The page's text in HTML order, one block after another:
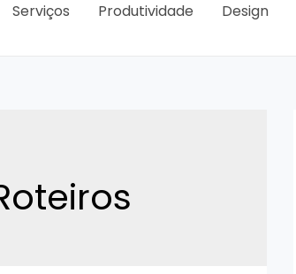
Serviços Produtividade Design